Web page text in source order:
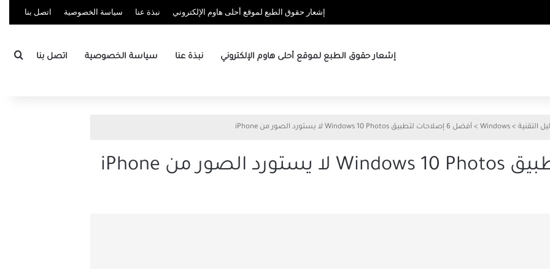
إشعار حقوق الطبع لموقع أحلى هاوم الإلكتروني نبذة عنا سياسة الخصوصية اتصل بنا
إشعار حقوق الطبع لموقع أحلى هاوم الإلكتروني نبذة عنا سياسة الخصوصية اتصل بنا
التقنية >
Windows
> أفضل 6 إصلاحات لتطبيق Windows 10 Photos لا يستورد الصور من iPhone